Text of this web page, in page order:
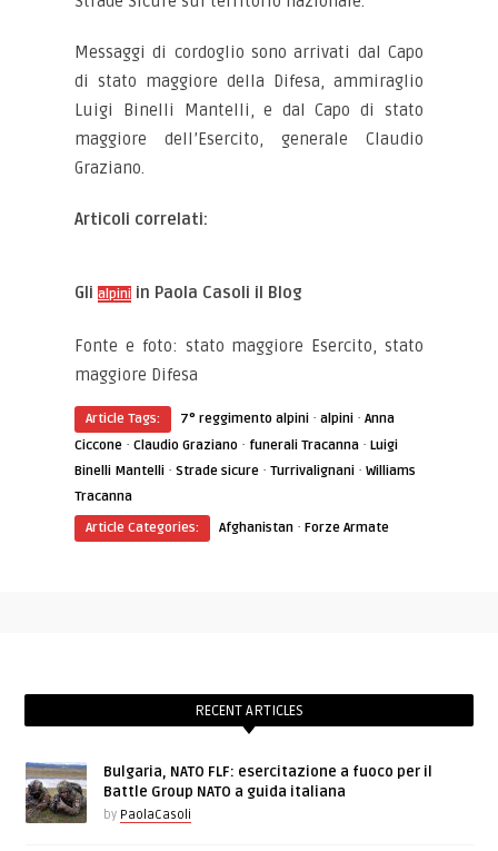
Messaggi di cordoglio sono arrivati dal Capo
di stato maggiore della Difesa, ammiraglio
Luigi Binelli Mantelli, e dal Capo di stato
maggiore dell’Esercito, generale Claudio
Graziano.
Articoli correlati:
Glialpini in Paola Casoli il Blog
Fonte e foto: stato maggiore Esercito, stato
maggiore Difesa
Article Tags: 7° reggimento alpini ·alpini ·Anna
Ciccone ·Claudio Graziano · funerali Tracanna ·Luigi
Binelli Mantelli ·Strade sicure ·Turrivalignani ·Williams
Tracanna
Article Categories:
Afghanistan ·Forze Armate
RECENT ARTICLES
Bulgaria, NATO FLF: esercitazione a fuoco per il
Battle Group NATO a guida italiana
by PaolaCasoli